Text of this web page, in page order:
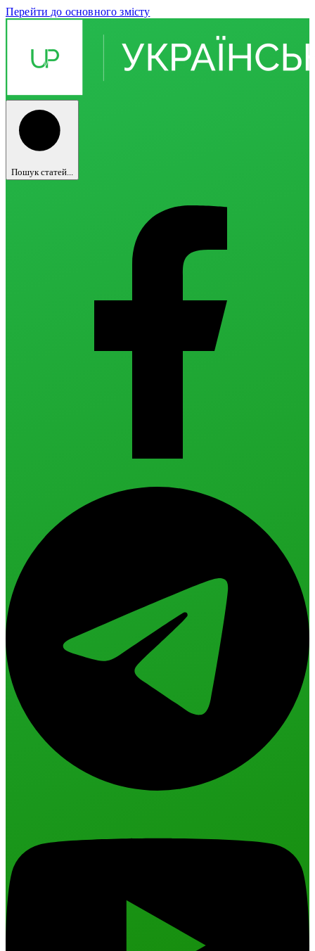
Перейти до основного змісту
Пошук статей...